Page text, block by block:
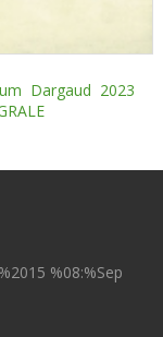
Dargaud 2023
%08:%Sep